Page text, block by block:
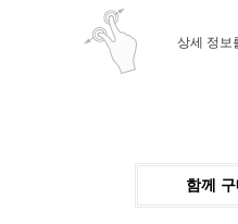
상세 정보
함께